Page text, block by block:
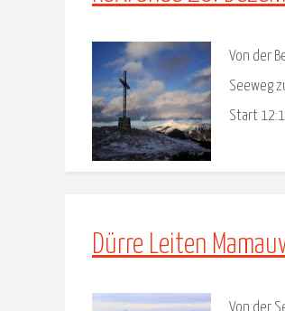
Von der
Seeweg
Start
Dürre Leiten
Von der